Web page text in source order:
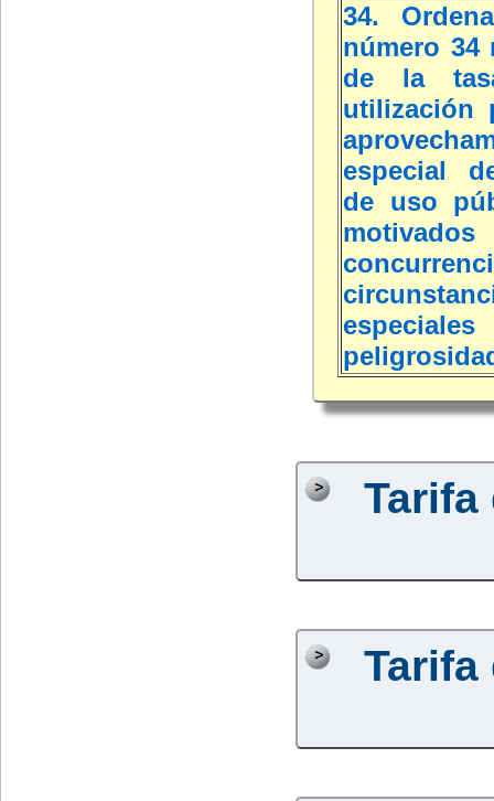
34.
número 34
de la
utilización
especial
de uso
Tarifa
Tarifa